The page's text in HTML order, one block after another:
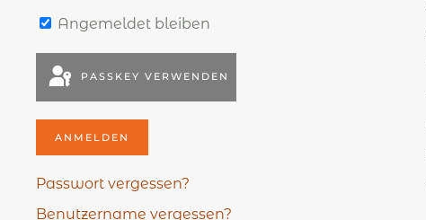
Angemeldet bleiben
PASSKEY VERWENDEN
ANMELDEN
Passwort vergessen?
Benutzername vergessen?